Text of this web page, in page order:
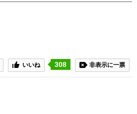
いいね 308 非表示に一票